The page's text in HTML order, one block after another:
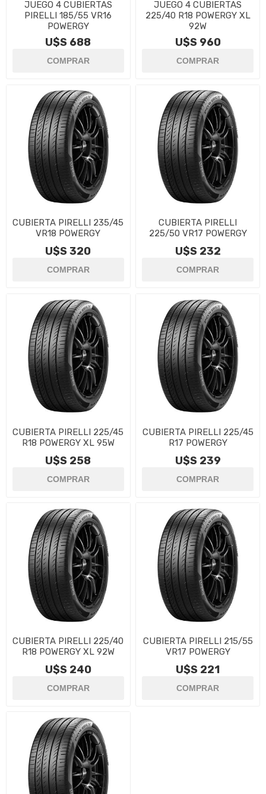
JUEGO 4 CUBIERTAS
PIRELLI 185/55 VR16
POWERGY
U$S 688
JUEGO 4 CUBIERTAS
225/40 R18 POWERGY XL
92W
U$S 960
CUBIERTA PIRELLI 235/45
VR18 POWERGY
U$S 320
CUBIERTA PIRELLI
225/50 VR17 POWERGY
U$S 232
CUBIERTA PIRELLI 225/45
R18 POWERGY XL 95W
U$S 258
CUBIERTA PIRELLI 225/45
R17 POWERGY
U$S 239
CUBIERTA PIRELLI 225/40
R18 POWERGY XL 92W
U$S 240
CUBIERTA PIRELLI 215/55
VR17 POWERGY
U$S 221